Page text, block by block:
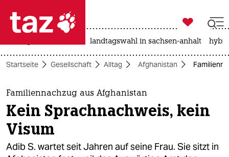
 taz zahl ich
taz zahl ich
themen
politik
öko

taz zahl ich
landtagswahl in sachsen-anhalt
Startseite Gesellschaft Alltag Afghanistan
Familiennachzug aus Afghanistan
Kein Sprachnachweis, kein
Visum
Adib S. wartet seit Jahren auf seine Frau. Sie sitzt in